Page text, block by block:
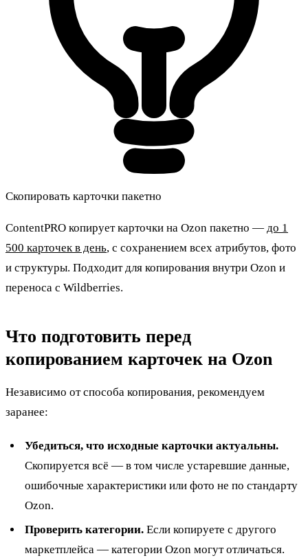
Скопировать карточки пакетно
ContentPRO копирует карточки на Ozon пакетно — до 1
500 карточек в день, с сохранением всех атрибутов, фото
и структуры. Подходит для копирования внутри Ozon и
переноса с Wildberries.
Что подготовить перед
копированием карточек на Ozon
Независимо от способа копирования, рекомендуем
заранее:
Убедиться, что исходные карточки актуальны.
Скопируется всё — в том числе устаревшие данные,
ошибочные характеристики или фото не по стандарту
Ozon.
Проверить категории. Если копируете с другого
маркетплейса — категории Ozon могут отличаться.